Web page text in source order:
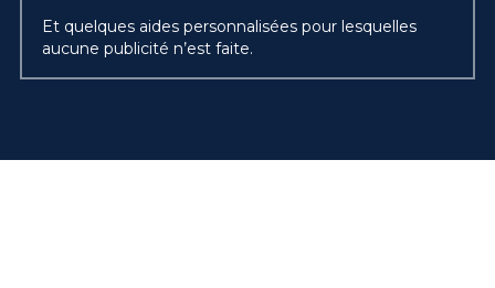
Et quelques aides personnalisées pour lesquelles
aucune publicité n’est faite.